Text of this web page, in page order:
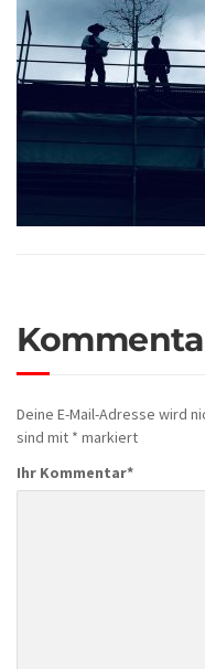
Deine E-Mail-Adresse wird
sind mit * markiert
Ihr Kommentar*